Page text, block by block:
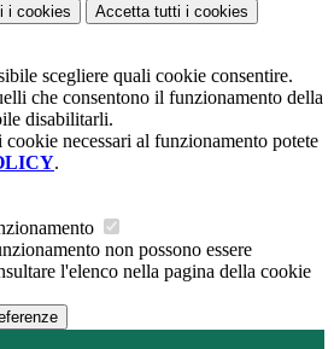
i cookies Accetta tutti i cookies
scegliere quali cookie consentire.
che consentono il funzionamento della
disabilitarli.
necessari al funzionamento potete
.
non possono essere
l'elenco nella pagina della cookie